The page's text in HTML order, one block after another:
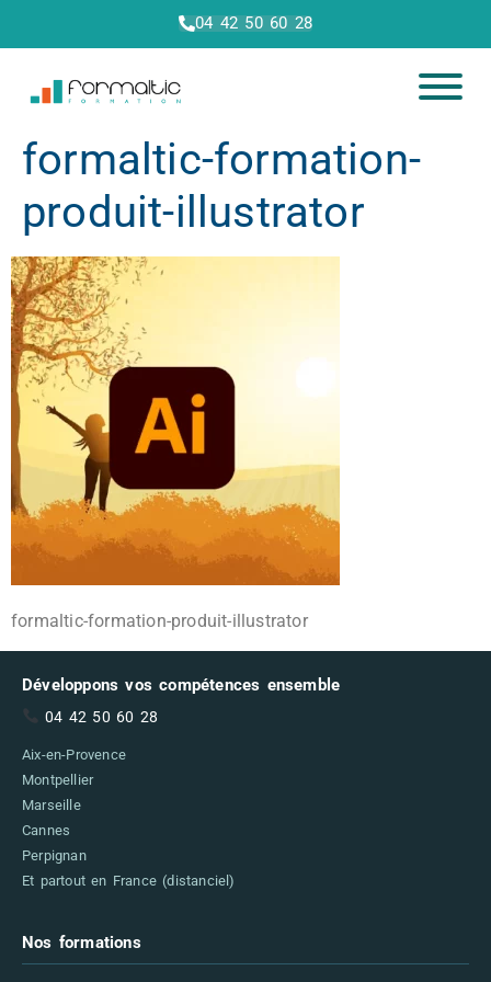
04 42 50 60 28
formaltic-formation-
produit-illustrator
formaltic-formation-produit-illustrator
Développons vos compétences ensemble
04 42 50 60 28
Aix-en-Provence
Montpellier
Marseille
Cannes
Perpignan
Et partout en France (distanciel)
Nos formations